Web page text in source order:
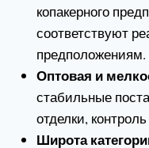
копакерного
соответствуют
предположениям.
Оптовая и
стабильные
отделки,
Широта